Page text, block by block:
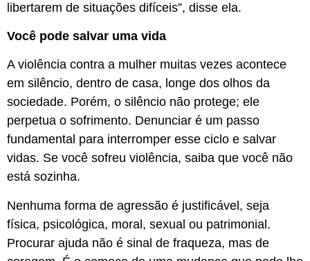
libertarem de situações difíceis”, disse ela.
Você pode salvar uma vida
A violência contra a mulher muitas vezes acontece
em silêncio, dentro de casa, longe dos olhos da
sociedade. Porém, o silêncio não protege; ele
perpetua o sofrimento. Denunciar é um passo
fundamental para interromper esse ciclo e salvar
vidas. Se você sofreu violência, saiba que você não
está sozinha.
Nenhuma forma de agressão é justificável, seja
física, psicológica, moral, sexual ou patrimonial.
Procurar ajuda não é sinal de fraqueza, mas de